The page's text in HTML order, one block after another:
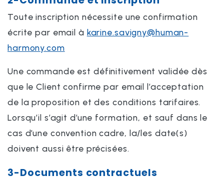
Toute inscription nécessite une confirmation
écrite par email à karine.savigny@human-
harmony.com
Une commande est définitivement validée dès
que le Client confirme par email l’acceptation
de la proposition et des conditions tarifaires.
Lorsqu’il s’agit d’une formation, et sauf dans le
cas d’une convention cadre, la/les date(s)
doivent aussi être précisées.
3-Documents contractuels